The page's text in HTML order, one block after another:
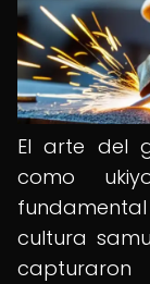
El arte del
como
fundamental
cultura